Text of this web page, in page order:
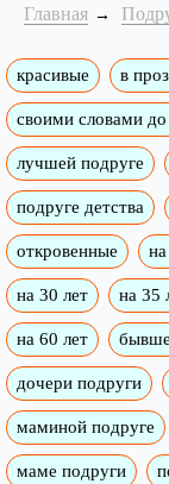
Главная
красивые в
своими словами до
лучшей подруге
подруге детства
откровенные
на 30 лет на 35
на 60 лет
дочери подруги
маминой подруге
маме подруги